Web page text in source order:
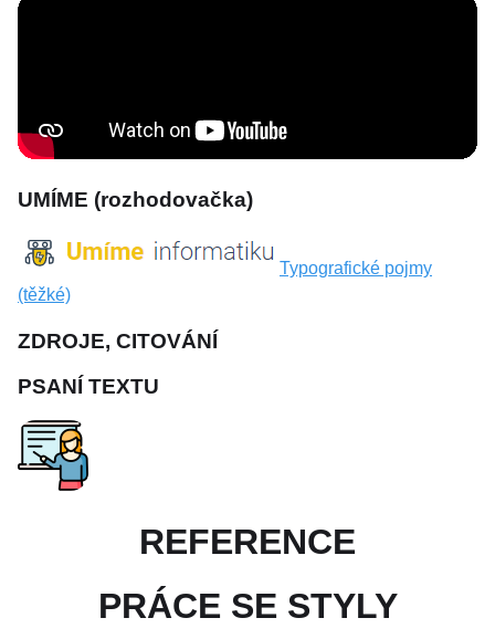
UMÍME (rozhodovačka)
Typografické pojmy
(těžké)
ZDROJE, CITOVÁNÍ
PSANÍ TEXTU
REFERENCE
PRÁCE SE STYLY